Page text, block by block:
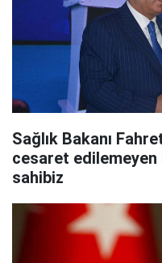
Sağlık Bakanı
cesaret
sahibiz